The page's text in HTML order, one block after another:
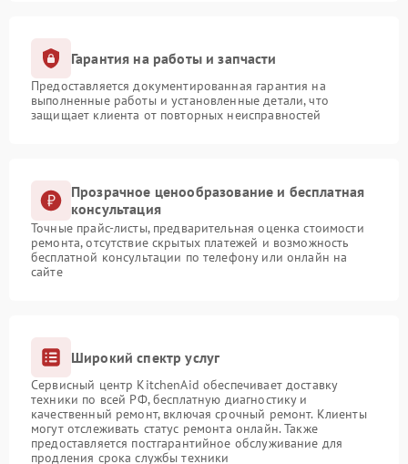
Гарантия на работы и запчасти
Предоставляется документированная гарантия на
выполненные работы и установленные детали, что
защищает клиента от повторных неисправностей
Прозрачное ценообразование и бесплатная
консультация
Точные прайс-листы, предварительная оценка стоимости
ремонта, отсутствие скрытых платежей и возможность
бесплатной консультации по телефону или онлайн на
сайте
Широкий спектр услуг
Сервисный центр KitchenAid обеспечивает доставку
техники по всей РФ, бесплатную диагностику и
качественный ремонт, включая срочный ремонт. Клиенты
могут отслеживать статус ремонта онлайн. Также
предоставляется постгарантийное обслуживание для
продления срока службы техники